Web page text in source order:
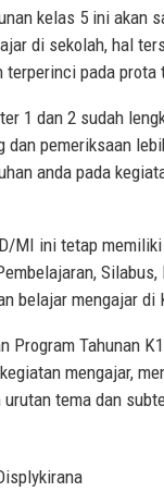
kelas 5 ini akan
di sekolah, hal
terperinci pada prota
1 dan 2 sudah
dan pemeriksaan
anda pada
MI ini tetap
Silabus,
belajar mengajar di
Tahunan
mengajar,
tema dan